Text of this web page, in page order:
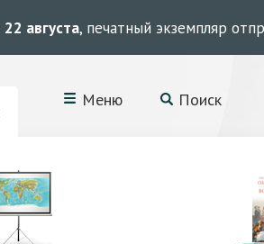
22 августа, печатный экземпляр
Меню Поиск